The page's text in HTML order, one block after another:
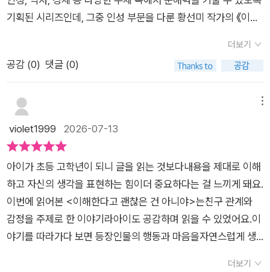
려서 따분했던 지수냐,인기 많고 멋져 보이는 예지냐!제나는 주저
하지 않고예지 쪽으로 향합니다.제나는 그저 좀 더 근사한 활동을
하고 싶었던 것뿐인데지수와 멀어졌고,새로운 무리에서도 따돌
림을 당했어요❗️억울한 마음이 삐죽거렸지만지수에게 미안한 마
하다는 말 뒤에괜찮다는 말을 기대했던 제나는지수로부터 '다행
이다.'라는말을 듣게 됩니다.지수의 말 뜻은오해할 뻔했는데 이제
라도 알아서다행이다라는 것이었지요.이해할 수는 있어도용서까
지 할 수 없었던 지수는'이해한다고 괜찮은 건 아니야.'라는말을
남기고 멀어졌어요.씁쓸했지만나에게 다른 의미로 다가오는친구
를 맞이하게 된 제나.누군가와 가까워지고마음을 나누었다고 생
각했지만진짜 친구가 되는 과정에서투른 생채기만 내는어린이들
의 일상과 많이 닮아 있었어요.🌟▫️▫️▫️내가 주인공이라면 어떤 행
동을 했을까?친구의 반응에 어떤 말을 건네야 할까? 등등장인물
기획된 시리즈인데, 그중 인성 부문을 다룬 황선미 작가의 《이해
맞닿아 있다. 표면적으로는 인성을 말하지만, 결국 우리가 살아가
며 가장 서툴고도 간절한 '친구와의 관계', 그리고 '우정'에 대한 본
이해하면 다 괜찮아질 것'이라고 쉽게 믿어버린다. 하지만 동화
속 상황들은 그런 우리의 안일한 믿음에 조용히 질문을 던진다.
내 생각과 상대방의 생각이 결코 같지 않다는 것. 친구라는 관계
엮이게 되는 다양한 순간들이 존재한다는 사실을 현실적으로 보
여준다.책을 읽는 내내 '만약 나라면 어땠을까'라는 생각이 머릿
속을 떠나지 않았다. 동시에 어릴 적 기억들이 불쑥불쑥 고개를
들었다. 친구 사이에 겪었던 수많은 오해와 이해의 과정들, 때로
는 교묘하게 이용당했다고 느껴져 마음이 아렸던 기억, 서툴러서
결국 풀지 못했던 관계들이 떠올라 나도 모르게 옛 추억에 잠기기
더보기
공감 (0) 댓글 (0)
violet1999 2026-07-13
아이가 초등 고학년이 되니 글을 읽는 것보다내용을 제대로 이해
하고 자신의 생각을 표현하는 힘이더 중요하다는 걸 느끼게 돼요.
이번에 읽어본 <이해한다고 괜찮은 건 아니야>는친구 관계와
감정을 주제로 한 이야기라아이도 공감하며 읽을 수 있었어요.이
야기를 따라가다 보면 등장인물의 행동과 마음을자연스럽게 생
더보기